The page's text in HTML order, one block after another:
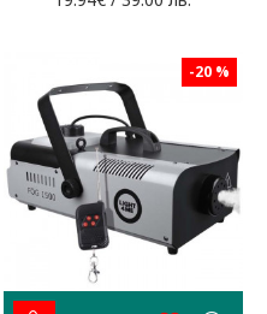
-20 %